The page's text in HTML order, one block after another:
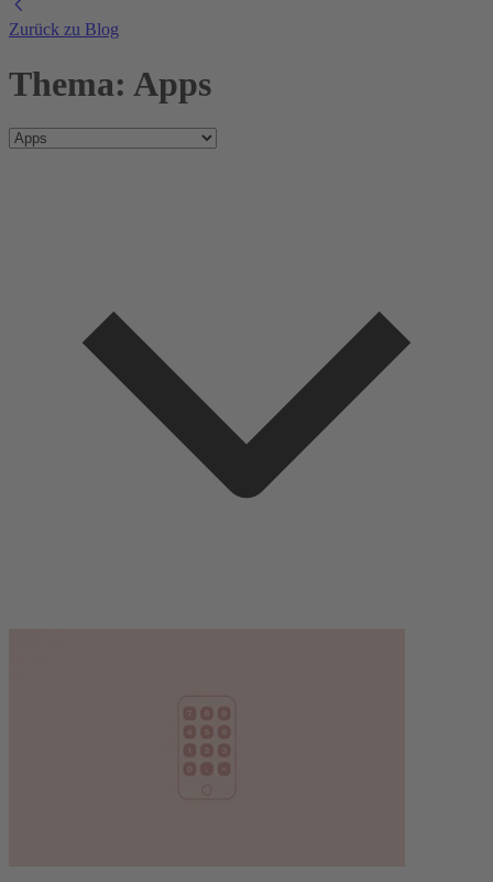
Zurück zu Blog
Thema: Apps